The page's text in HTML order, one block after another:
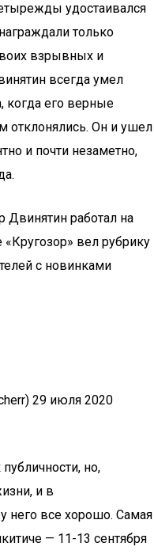
удостаивался
только
взрывных и
всегда умел
когда его верные
отклонялись. Он и ушел
и почти незаметно,
Двинятин работал на
вел рубрику
с новинками
29 июля 2020
но,
и в
него все хорошо. Самая
— 11-13 сентября